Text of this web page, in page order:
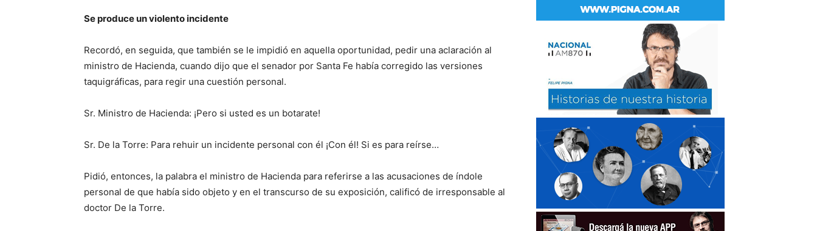
Se produce un violento incidente
Recordó, en seguida, que también se le impidió en aquella oportunidad, pedir una aclaración al
ministro de Hacienda, cuando dijo que el senador por Santa Fe había corregido las versiones
taquigráficas, para regir una cuestión personal.
Sr. Ministro de Hacienda: ¡Pero si usted es un botarate!
Sr. De la Torre: Para rehuir un incidente personal con él ¡Con él! Si es para reírse…
Pidió, entonces, la palabra el ministro de Hacienda para referirse a las acusaciones de índole
personal de que había sido objeto y en el transcurso de su exposición, calificó de irresponsable al
doctor De la Torre.